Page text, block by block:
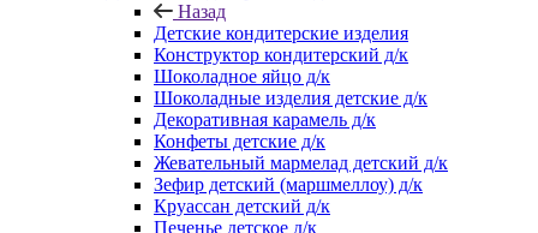
Назад
Детские кондитерские изделия
Конструктор кондитерский д/к
Шоколадное яйцо д/к
Шоколадные изделия детские д/к
Декоративная карамель д/к
Конфеты детские д/к
Жевательный мармелад детский д/к
Зефир детский (маршмеллоу) д/к
Круассан детский д/к
Печенье детское д/к